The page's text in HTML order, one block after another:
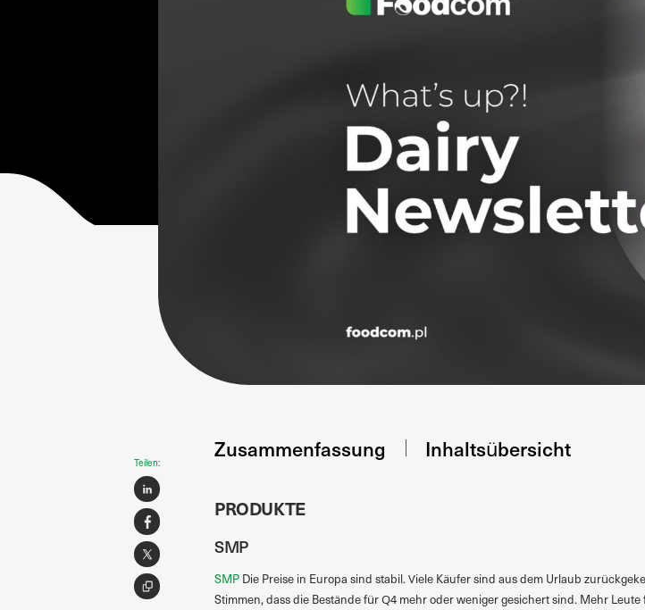
Teilen:
Zusammenfassung Inhaltsübersicht
PRODUKTE
SMP
SMPDie Preise in Europa sind stabil. Viele Käufer sind aus dem Urlaub
Stimmen, dass die Bestände für Q4 mehr oder weniger gesichert sind. Mehr